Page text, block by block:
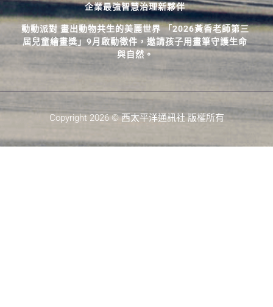
企業最強智慧治理新夥伴
動動派對 畫出動物共生的美麗世界 「2026黃香老師第三
屆兒童繪畫獎」9月啟動徵件，邀請孩子用畫筆守護生命
與自然。
Copyright 2026 © 西太平洋通訊社 版權所有